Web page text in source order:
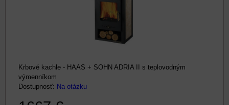
Krbové kachle - HAAS + SOHN ADRIA II s teplovodným
výmenníkom
Dostupnosť: Na otázku